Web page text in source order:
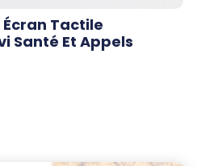
Tactile
Santé Et Appels